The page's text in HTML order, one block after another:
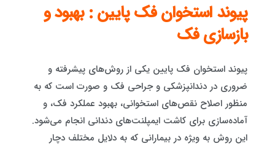
پیوند استخوان فک پایین : بهبود و
بازسازی فک
پیوند استخوان فک پایین یکی از روش‌های پیشرفته و
ضروری در دندانپزشکی و جراحی فک و صورت است که به
منظور اصلاح نقص‌های استخوانی، بهبود عملکرد فک، و
آماده‌سازی برای کاشت ایمپلنت‌های دندانی انجام می‌شود.
این روش به ویژه در بیمارانی که به دلایل مختلف دچار